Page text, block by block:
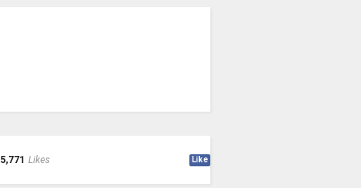
5,771 Likes Like